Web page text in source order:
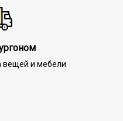
вещей и мебели